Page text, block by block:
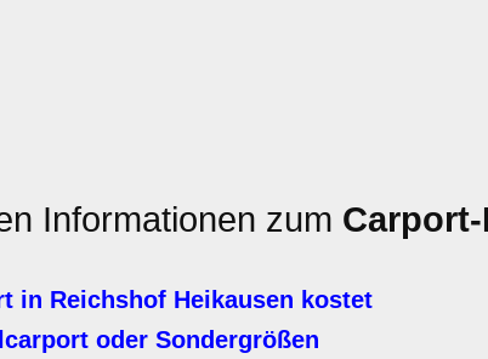
Informationen zum
in Reichshof Heikausen kostet
oder Sondergrößen